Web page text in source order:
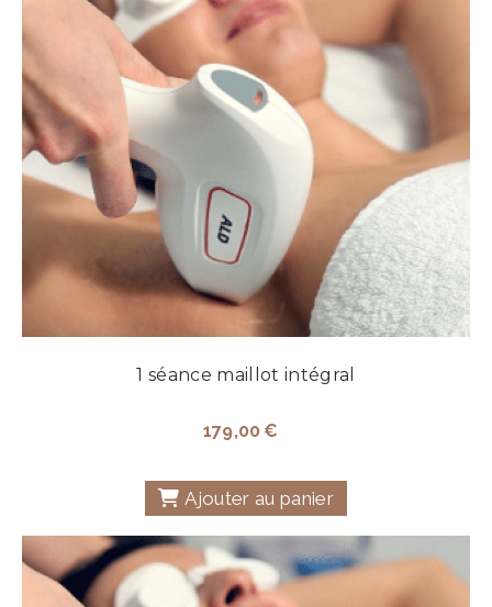
1 séance maillot intégral
179,00 €
Ajouter au panier